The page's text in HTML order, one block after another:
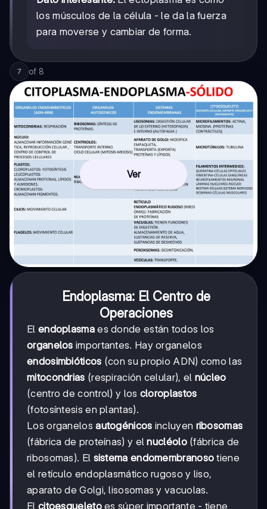
los músculos de la célula - le da la fuerza
para moverse y cambiar de forma.
7 of 8
Ver
Endoplasma: El Centro de
Operaciones
El endoplasmaes donde están todos los
organelos importantes. Hay organelos
endosimbióticos (con su propio ADN) como las
mitocondrias (respiración celular), el núcleo
(centro de control) y los cloroplastos
(fotosíntesis en plantas).
Los organelosautogénicos incluyen ribosomas
(fábrica de proteínas) y elnucléolo(fábrica de
ribosomas). El sistema endomembranoso tiene
el retículo endoplasmático rugoso y liso,
aparato de Golgi, lisosomas y vacuolas.
El citoesqueletoes súper importante - tiene